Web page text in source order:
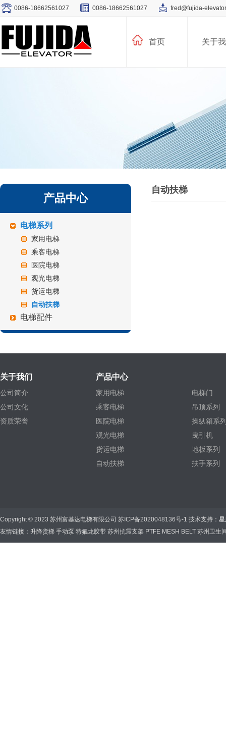
0086-18662561027 0086-18662561027 fred@fujida-
首页 关于
产品中心
电梯系列
家用电梯
乘客电梯
医院电梯
观光电梯
货运电梯
自动扶梯
电梯配件
自动扶梯
关于我们
公司简介
公司文化
资质荣誉
产品中心
家用电梯
乘客电梯
医院电梯
观光电梯
货运电梯
自动扶梯
电梯门
吊顶系列
操纵箱系
曳引机
地板系列
扶手系列
Copyright © 2023 苏州富基达电梯有限公司 苏ICP备2020048136号-1 技术支持：
友情链接： 升降货梯 手动泵 特氟龙胶带 苏州抗震支架 PTFE MESH BELT 苏州卫生